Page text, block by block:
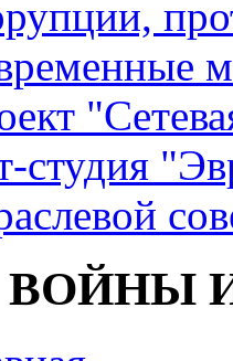
студия
ВОЙНЫ